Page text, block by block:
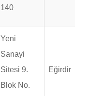
140
Yeni
Sanayi
Sitesi 9.
Blok No.
Eğirdir